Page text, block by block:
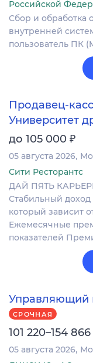
Российской
Сбор и обработка
внутренней
пользователь ПК
Продавец-
Университет
до 105 000 ₽
05 августа 2026
Сити Ресторантс
ДАЙ ПЯТЬ КАРЬЕРЕ
Стабильный
который зависит
Ежемесячные
показателей
Управляющий
СРОЧНАЯ
101 220–154 866
05 августа 2026